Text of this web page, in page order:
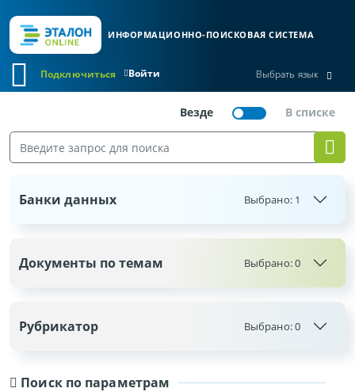
ИНФОРМАЦИОННО-ПОИСКОВАЯ СИСТЕМА
Войти
Подключиться Выбрать язык
Поиск по параметрам
Банки данных Выбрано: 1
Документы по темам Выбрано:0
Рубрикатор Выбрано:0